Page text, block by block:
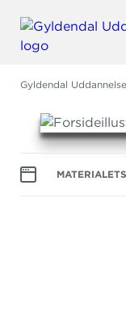
Gyldendal Uddannelse